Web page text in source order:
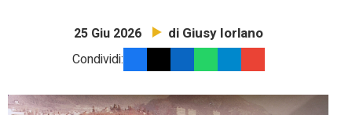
25 Giu 2026 di Giusy Iorlano
Condividi: